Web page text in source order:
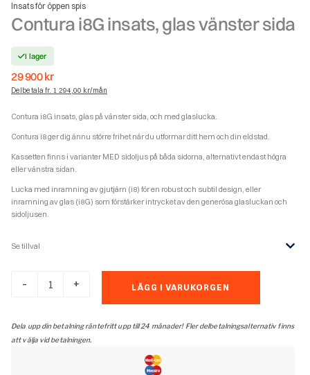
Insats för öppen spis
Contura i8G insats, glas vänster sida
I lager
29 900kr
Delbetala fr. 1 294,00 kr/mån
Contura i8G insats, glas på vänster sida, och med glaslucka.
Contura i8 ger dig ännu större frihet när du utformar ditt hem och din eldstad.
Kassetten finns i varianter MED sidoljus på båda sidorna, alternativt endast högra
eller vänstra sidan.
Lucka med inramning av gjutjärn (i8) för en robust och subtil design, eller
inramning av glas (i8G) som förstärker intrycket av den generösa glasluckan och
sidoljusen.
Se tillval
-
vänster
+ LÄGG I VARUKORGEN
Dela upp din betalning räntefritt upp till 24 månader! Fler delbetalningsalternativ finns
att välja vid betalningen.